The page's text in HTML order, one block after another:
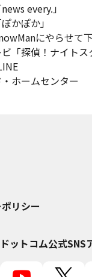
every.」
かぽか」
にやらせて下
「探偵！ナイトス
ホームセンター
リシー
ットコム公式SNS